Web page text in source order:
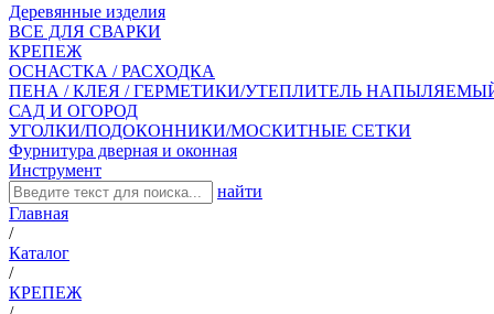
Деревянные изделия
ВСЕ ДЛЯ СВАРКИ
КРЕПЕЖ
ОСНАСТКА / РАСХОДКА
ПЕНА / КЛЕЯ / ГЕРМЕТИКИ/УТЕПЛИТЕЛЬ
САД И ОГОРОД
УГОЛКИ/ПОДОКОННИКИ/МОСКИТНЫЕ СЕТКИ
Фурнитура дверная и оконная
Инструмент
найти
Главная
/
Каталог
/
КРЕПЕЖ